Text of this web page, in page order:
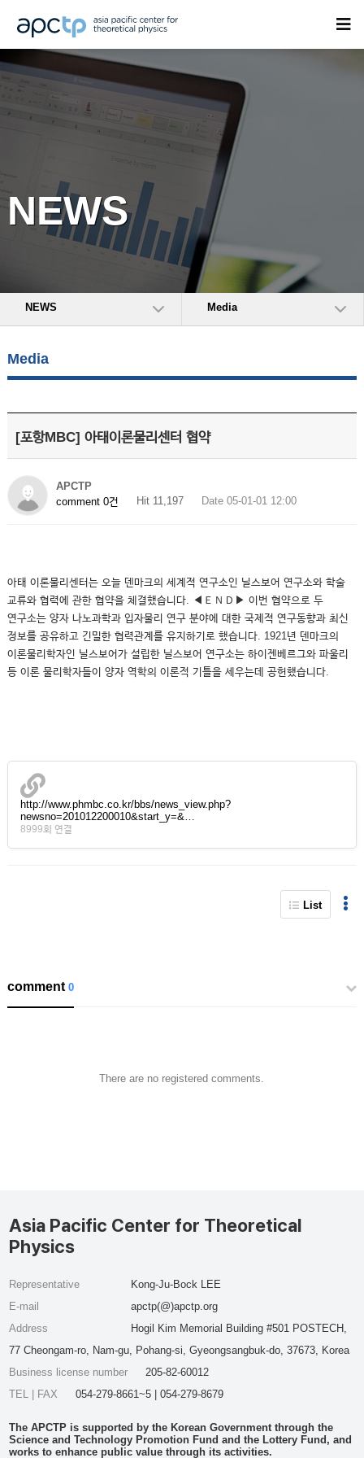
NEWS
NEWS Media
Media
[포항MBC] 아태이론물리센터 협약
APCTP
comment 0건
Hit 11,197 Date 05-01-01 12:00
아태 이론물리센터는 오늘 덴마크의 세계적 연구소인 닐스보어 연구소와 학술
교류와 협력에 관한 협약을 체결했습니다. ◀ＥＮＤ▶ 이번 협약으로 두
연구소는 양자 나노과학과 입자물리 연구 분야에 대한 국제적 연구동향과 최신
정보를 공유하고 긴밀한 협력관계를 유지하기로 했습니다. 1921년 덴마크의
이론물리학자인 닐스보어가 설립한 닐스보어 연구소는 하이젠베르그와 파울리
등 이론 물리학자들이 양자 역학의 이론적 기틀을 세우는데 공헌했습니다.
http://www.phmbc.co.kr/bbs/news_view.php?
newsno=201012200010&start_y=&…
8999회 연결
List
comment0
There are no registered comments.
Asia Pacific Center for Theoretical
Physics
Representative
Kong-Ju-Bock LEE
E-mail
apctp(@)apctp.org
Address
Hogil Kim Memorial Building #501 POSTECH,
77 Cheongam-ro, Nam-gu, Pohang-si, Gyeongsangbuk-do, 37673, Korea
Business license number
205-82-60012
TEL | FAX
054-279-8661~5 | 054-279-8679
The APCTP is supported by the Korean Government through the
Science and Technology Promotion Fund and the Lottery Fund, and
works to enhance public value through its activities.